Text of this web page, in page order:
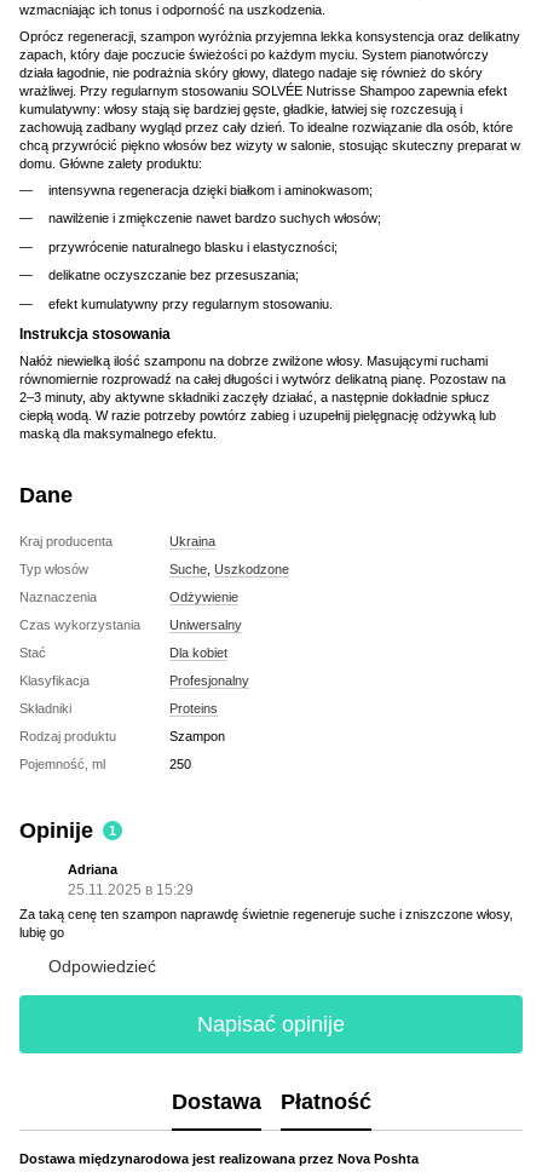
wzmacniając ich tonus i odporność na uszkodzenia.
Oprócz regeneracji, szampon wyróżnia przyjemna lekka konsystencja oraz delikatny
zapach, który daje poczucie świeżości po każdym myciu. System pianotwórczy
działa łagodnie, nie podrażnia skóry głowy, dlatego nadaje się również do skóry
wrażliwej. Przy regularnym stosowaniu SOLVÉE Nutrisse Shampoo zapewnia efekt
kumulatywny: włosy stają się bardziej gęste, gładkie, łatwiej się rozczesują i
zachowują zadbany wygląd przez cały dzień. To idealne rozwiązanie dla osób, które
chcą przywrócić piękno włosów bez wizyty w salonie, stosując skuteczny preparat w
domu. Główne zalety produktu:
intensywna regeneracja dzięki białkom i aminokwasom;
nawilżenie i zmiękczenie nawet bardzo suchych włosów;
przywrócenie naturalnego blasku i elastyczności;
delikatne oczyszczanie bez przesuszania;
efekt kumulatywny przy regularnym stosowaniu.
Instrukcja stosowania
Nałóż niewielką ilość szamponu na dobrze zwilżone włosy. Masującymi ruchami
równomiernie rozprowadź na całej długości i wytwórz delikatną pianę. Pozostaw na
2–3 minuty, aby aktywne składniki zaczęły działać, a następnie dokładnie spłucz
ciepłą wodą. W razie potrzeby powtórz zabieg i uzupełnij pielęgnację odżywką lub
maską dla maksymalnego efektu.
Dane
Kraj producenta
Ukraina
Typ włosów
Suche Uszkodzone
Naznaczenia
Odżywienie
Czas wykorzystania
Uniwersalny
Stać
Dla kobiet
Klasyfikacja
Profesjonalny
Składniki
Proteins
Rodzaj produktu
Szampon
Pojemność, ml
250
Opinije 1
Adriana
25.11.2025 в 15:29
Za taką cenę ten szampon naprawdę świetnie regeneruje suche i zniszczone włosy,
lubię go
Odpowiedzieć
Napisać opinije
Dostawa Płatność
Dostawa międzynarodowa jest realizowana przez Nova Poshta